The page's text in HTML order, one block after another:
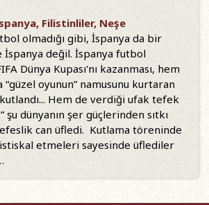
Filistinliler, Neşe
olmadığı gibi, İspanya da bir
İspanya değil. İspanya futbol
Dünya Kupası'nı kazanması, hem
oyunun” namusunu kurtaran
Hem de verdiği ufak tefek
şu dünyanın şer güçlerinden sıtkı
can üfledi. Kutlama töreninde
istiskal etmeleri sayesinde üflediler